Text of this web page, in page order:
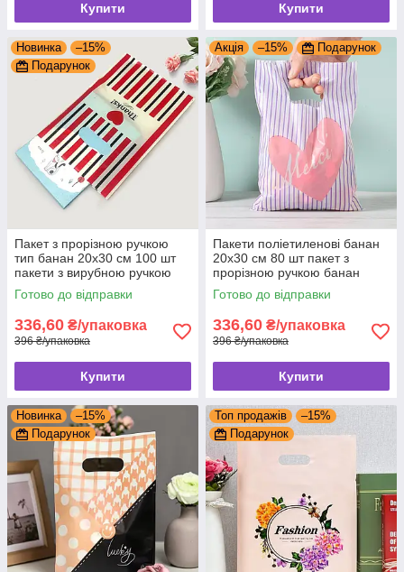
Купити Купити
Новинка
–15%
Подарунок
Пакет з прорізною ручкою
тип банан 20x30 см 100 шт
пакети з вирубною ручкою
Готово до відправки
336,60 ₴/упаковка
396 ₴/упаковка
Купити
Акція –15% Подарунок
Пакети поліетиленові банан
20x30 см 80 шт пакет з
прорізною ручкою банан
Готово до відправки
336,60 ₴/упаковка
396 ₴/упаковка
Купити
Новинка
–15%
Подарунок
Топ продажів
–15%
Подарунок